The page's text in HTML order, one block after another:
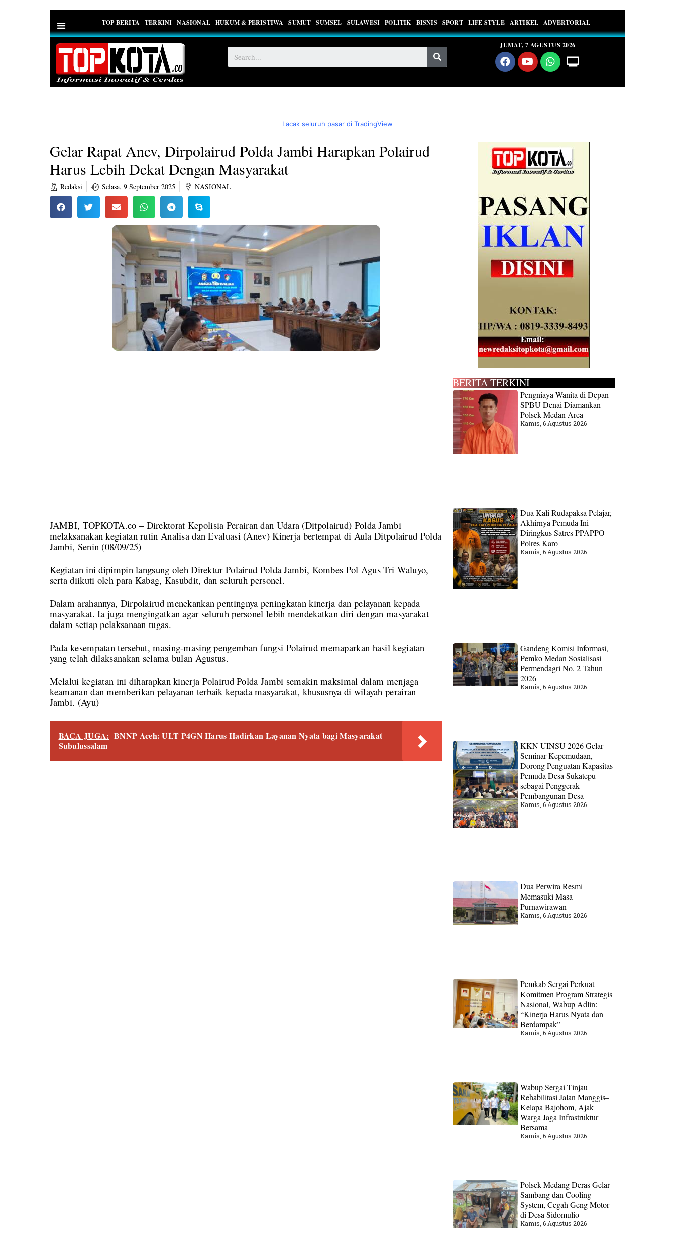
TOP BERITA TERKINI NASIONAL HUKUM & PERISTIWA SUMUT SUMSEL SULAWESI POLITIK BISNIS SPORT LIFE STYLE ARTIKEL ADVERTORIAL
JUMAT, 7 AGUSTUS 2026
Lacak seluruh pasar di TradingView
Gelar Rapat Anev, Dirpolairud Polda Jambi Harapkan Polairud
Harus Lebih Dekat Dengan Masyarakat
Redaksi Selasa, 9 September 2025 NASIONAL
JAMBI, TOPKOTA.co – Direktorat Kepolisia Perairan dan Udara (Ditpolairud) Polda Jambi
melaksanakan kegiatan rutin Analisa dan Evaluasi (Anev) Kinerja bertempat di Aula Ditpolairud Polda
Jambi, Senin (08/09/25)
Kegiatan ini dipimpin langsung oleh Direktur Polairud Polda Jambi, Kombes Pol Agus Tri Waluyo,
serta diikuti oleh para Kabag, Kasubdit, dan seluruh personel.
Dalam arahannya, Dirpolairud menekankan pentingnya peningkatan kinerja dan pelayanan kepada
masyarakat. Ia juga mengingatkan agar seluruh personel lebih mendekatkan diri dengan masyarakat
dalam setiap pelaksanaan tugas.
Pada kesempatan tersebut, masing-masing pengemban fungsi Polairud memaparkan hasil kegiatan
yang telah dilaksanakan selama bulan Agustus.
Melalui kegiatan ini diharapkan kinerja Polairud Polda Jambi semakin maksimal dalam menjaga
keamanan dan memberikan pelayanan terbaik kepada masyarakat, khususnya di wilayah perairan
Jambi. (Ayu)
BACA JUGA: BNNP Aceh: ULT P4GN Harus Hadirkan Layanan Nyata bagi Masyarakat
Subulussalam
BERITA TERKINI
Pengniaya Wanita di Depan
SPBU Denai Diamankan
Polsek Medan Area
Kamis, 6 Agustus 2026
Dua Kali Rudapaksa Pelajar,
Akhirnya Pemuda Ini
Diringkus Satres PPAPPO
Polres Karo
Kamis, 6 Agustus 2026
Gandeng Komisi Informasi,
Pemko Medan Sosialisasi
Permendagri No. 2 Tahun
2026
Kamis, 6 Agustus 2026
KKN UINSU 2026 Gelar
Seminar Kepemudaan,
Dorong Penguatan Kapasitas
Pemuda Desa Sukatepu
sebagai Penggerak
Pembangunan Desa
Kamis, 6 Agustus 2026
Dua Perwira Resmi
Memasuki Masa
Purnawirawan
Kamis, 6 Agustus 2026
Pemkab Sergai Perkuat
Komitmen Program Strategis
Nasional, Wabup Adlin:
“Kinerja Harus Nyata dan
Berdampak”
Kamis, 6 Agustus 2026
Wabup Sergai Tinjau
Rehabilitasi Jalan Manggis–
Kelapa Bajohom, Ajak
Warga Jaga Infrastruktur
Bersama
Kamis, 6 Agustus 2026
Polsek Medang Deras Gelar
Sambang dan Cooling
System, Cegah Geng Motor
di Desa Sidomulio
Kamis, 6 Agustus 2026